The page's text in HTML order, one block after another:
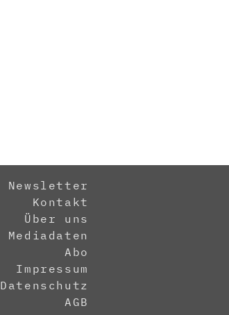
Newsletter
Kontakt
Über uns
Mediadaten
Abo
Impressum
Datenschutz
AGB